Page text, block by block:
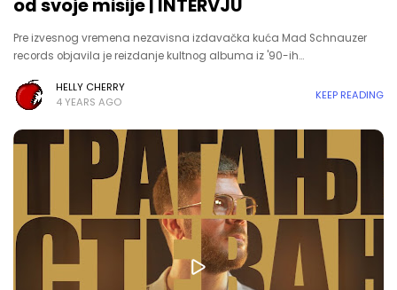
od svoje misije | INTERVJU
Pre izvesnog vremena nezavisna izdavačka kuća Mad Schnauzer
records objavila je reizdanje kultnog albuma iz '90-ih…
HELLY CHERRY
4 YEARS AGO
KEEP READING